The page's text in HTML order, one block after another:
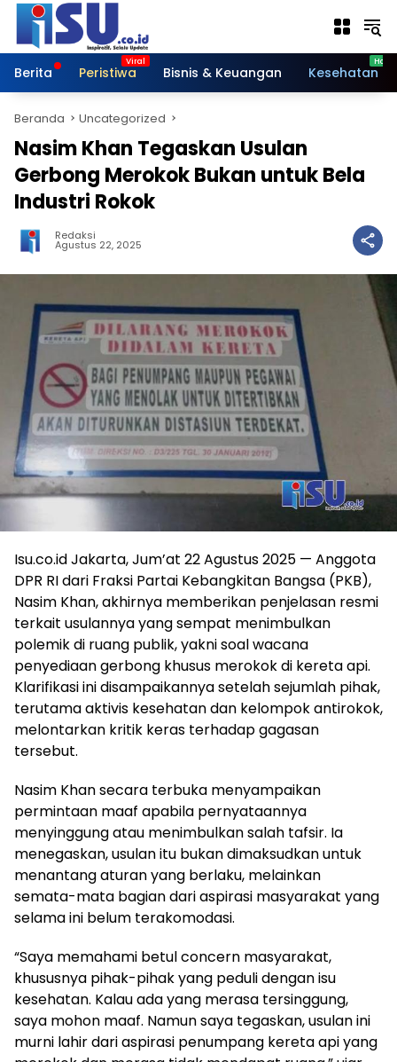
Langsung
konten
Berita
Peristiwa Bisnis & Keuangan Kesehatan
Beranda Uncategorized
Nasim Khan Tegaskan Usulan
Gerbong Merokok Bukan untuk Bela
Industri Rokok
Redaksi
Agustus 22, 2025
Isu.co.id Jakarta, Jum’at 22 Agustus 2025 — Anggota
DPR RI dari Fraksi Partai Kebangkitan Bangsa (PKB),
Nasim Khan, akhirnya memberikan penjelasan resmi
terkait usulannya yang sempat menimbulkan
polemik di ruang publik, yakni soal wacana
penyediaan gerbong khusus merokok di kereta api.
Klarifikasi ini disampaikannya setelah sejumlah pihak,
terutama aktivis kesehatan dan kelompok antirokok,
melontarkan kritik keras terhadap gagasan
tersebut.
Nasim Khan secara terbuka menyampaikan
permintaan maaf apabila pernyataannya
menyinggung atau menimbulkan salah tafsir. Ia
menegaskan, usulan itu bukan dimaksudkan untuk
menantang aturan yang berlaku, melainkan
semata-mata bagian dari aspirasi masyarakat yang
selama ini belum terakomodasi.
“Saya memahami betul concern masyarakat,
khususnya pihak-pihak yang peduli dengan isu
kesehatan. Kalau ada yang merasa tersinggung,
saya mohon maaf. Namun saya tegaskan, usulan ini
murni lahir dari aspirasi penumpang kereta api yang